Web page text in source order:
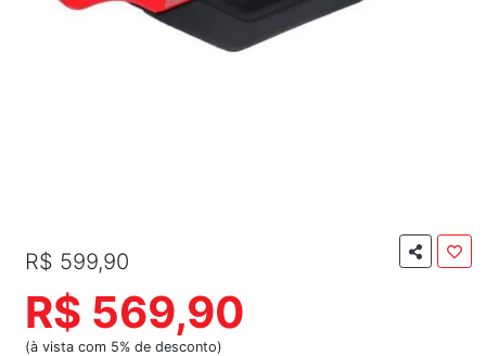
R$ 599,90
R$ 569,90
(à vista com 5% de desconto)